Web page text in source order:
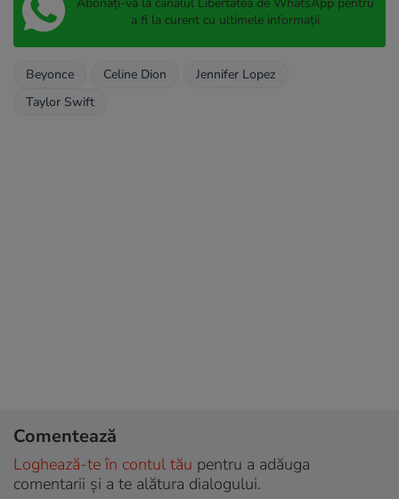
a fi la curent cu ultimele informații
Beyonce Celine Dion
Jennifer Lopez
Taylor Swift
Comentează
Loghează-te în contul tău pentru a adăuga
comentarii și a te alătura dialogului.